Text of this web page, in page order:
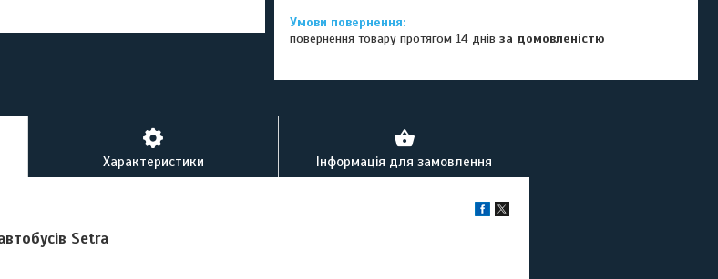
повернення товару протягом 14 днівза домовленістю
Характеристики Інформація для замовлення
Setra